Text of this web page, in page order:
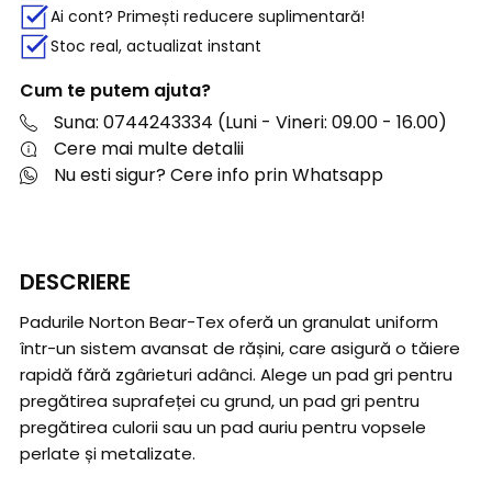
Ai cont? Primești reducere suplimentară!
Stoc real, actualizat instant
Cum te putem ajuta?
Suna: 0744243334 (Luni - Vineri: 09.00 - 16.00)
Cere mai multe detalii
Nu esti sigur? Cere info prin Whatsapp
DESCRIERE
Padurile Norton Bear-Tex oferă un granulat uniform
într-un sistem avansat de rășini, care asigură o tăiere
rapidă fără zgârieturi adânci. Alege un pad gri pentru
pregătirea suprafeței cu grund, un pad gri pentru
pregătirea culorii sau un pad auriu pentru vopsele
perlate și metalizate.